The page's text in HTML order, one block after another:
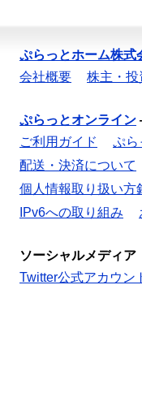
ぷらっとホーム株式
会社概要
株主・投
ぷらっとオンライン
ご利用ガイド
ぷら
配送・決済について
個人情報取り扱い方
IPv6への取り組み
ソーシャルメディア
Twitter公式アカウン